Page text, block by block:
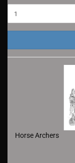
Horse Archers